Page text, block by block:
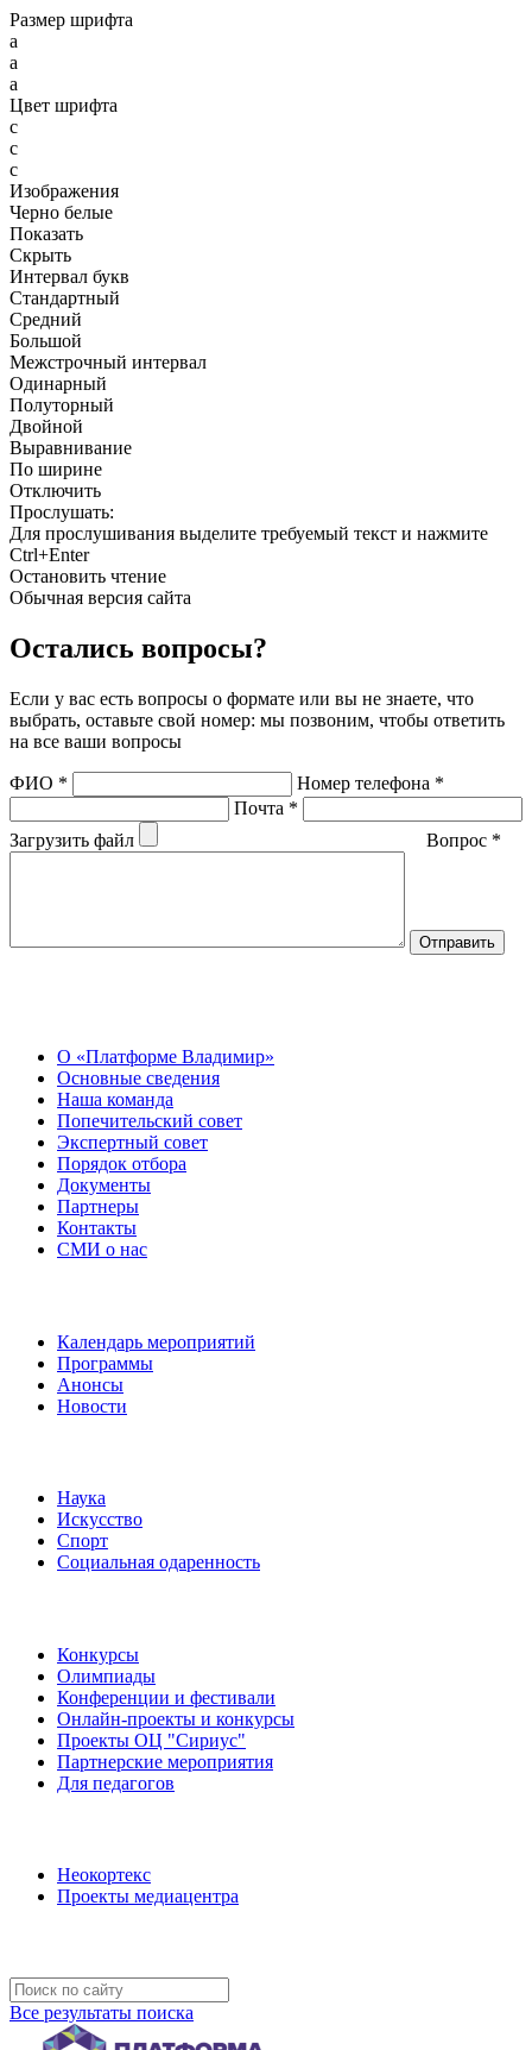
Размер шрифта
a
a
a
Цвет шрифта
c
c
c
Изображения
Черно белые
Показать
Скрыть
Интервал букв
Стандартный
Средний
Большой
Межстрочный интервал
Одинарный
Полуторный
Двойной
Выравнивание
По ширине
Отключить
Прослушать:
Для прослушивания выделите требуемый текст и нажмите
Ctrl+Enter
Остановить чтение
Обычная версия сайта
Остались вопросы?
Если у вас есть вопросы о формате или вы не знаете, что
выбрать, оставьте свой номер: мы позвоним, чтобы ответить
на все ваши вопросы
ФИО * Номер телефона *
Почта *
Загрузить файл
Вопрос *
О «Платформе Владимир»
Основные сведения
Наша команда
Попечительский совет
Экспертный совет
Порядок отбора
Документы
Партнеры
Контакты
СМИ о нас
Календарь мероприятий
Программы
Анонсы
Новости
Наука
Искусство
Спорт
Социальная одаренность
Конкурсы
Олимпиады
Конференции и фестивали
Онлайн-проекты и конкурсы
Проекты ОЦ "Сириус"
Партнерские мероприятия
Для педагогов
Неокортекс
Проекты медиацентра
Все результаты поиска